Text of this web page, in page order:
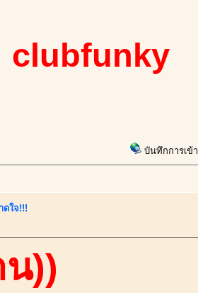
clubfunky
บันทึกการเข้า
ใจ!!!
))